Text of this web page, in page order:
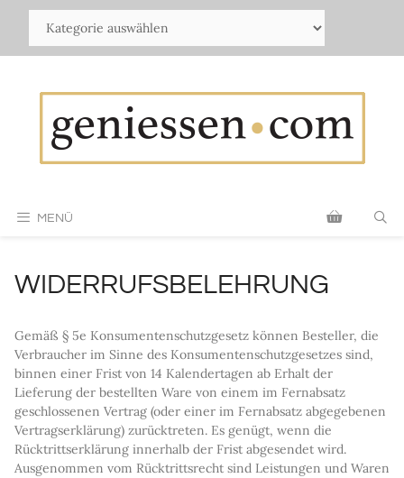
springen
MENÜ
WIDERRUFSBELEHRUNG
Gemäß § 5e Konsumentenschutzgesetz können Besteller, die
Verbraucher im Sinne des Konsumentenschutzgesetzes sind,
binnen einer Frist von 14 Kalendertagen ab Erhalt der
Lieferung der bestellten Ware von einem im Fernabsatz
geschlossenen Vertrag (oder einer im Fernabsatz abgegebenen
Vertragserklärung) zurücktreten. Es genügt, wenn die
Rücktrittserklärung innerhalb der Frist abgesendet wird.
Ausgenommen vom Rücktrittsrecht sind Leistungen und Waren